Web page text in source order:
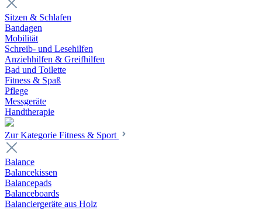
Sitzen & Schlafen
Bandagen
Mobilität
Schreib- und Lesehilfen
Anziehhilfen & Greifhilfen
Bad und Toilette
Fitness & Spaß
Pflege
Messgeräte
Handtherapie
Zur Kategorie Fitness & Sport
Balance
Balancekissen
Balancepads
Balanceboards
Balanciergeräte aus Holz